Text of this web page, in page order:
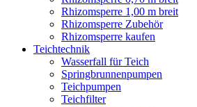
Rhizomsperre 1,00 m breit
Rhizomsperre Zubehör
Rhizomsperre kaufen
Teichtechnik
Wasserfall für Teich
Springbrunnenpumpen
Teichpumpen
Teichfilter